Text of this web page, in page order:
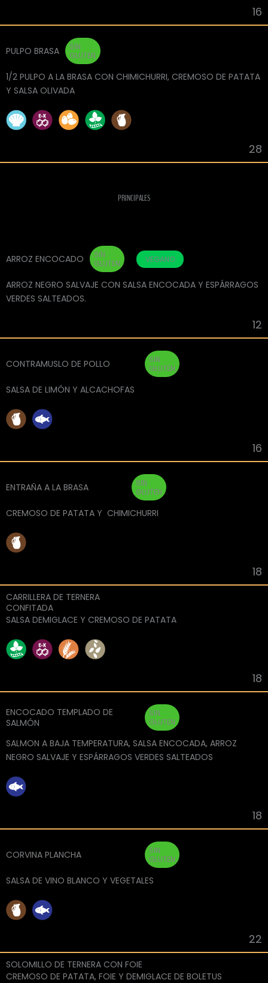
16
PULPO BRASA
SIN
GLUTEN
1/2 PULPO A LA BRASA CON CHIMICHURRI, CREMOSO DE PATATA
Y SALSA OLIVADA
28
PRINCIPALES
ARROZ ENCOCADO
SIN
GLUTEN
VEGANO
ARROZ NEGRO SALVAJE CON SALSA ENCOCADA Y ESPÁRRAGOS
VERDES SALTEADOS.
12
CONTRAMUSLO DE POLLO
SIN
GLUTEN
SALSA DE LIMÓN Y ALCACHOFAS
16
ENTRAÑA A LA BRASA
SIN
GLUTEN
CREMOSO DE PATATA Y CHIMICHURRI
18
CARRILLERA DE TERNERA
CONFITADA
SALSA DEMIGLACE Y CREMOSO DE PATATA
18
ENCOCADO TEMPLADO DE
SALMÓN
SIN
GLUTEN
SALMON A BAJA TEMPERATURA, SALSA ENCOCADA, ARROZ
NEGRO SALVAJE Y ESPÁRRAGOS VERDES SALTEADOS
18
CORVINA PLANCHA
SIN
GLUTEN
SALSA DE VINO BLANCO Y VEGETALES
22
SOLOMILLO DE TERNERA CON FOIE
CREMOSO DE PATATA, FOIE Y DEMIGLACE DE BOLETUS